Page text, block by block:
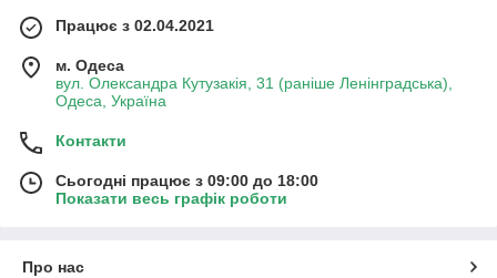
Працює з 02.04.2021
м. Одеса
вул. Олександра Кутузакія, 31 (раніше Ленінградська),
Одеса, Україна
Контакти
Сьогодні працює з 09:00 до 18:00
Показати весь графік роботи
Про нас